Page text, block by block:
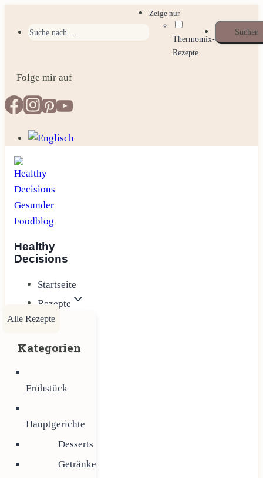
Inhalt
springen
Zeige nur
Thermomix-
Rezepte
Folge mir auf
Healthy
Decisions
Startseite
Rezepte
Alle Rezepte
Kategorien
Frühstück
Hauptgerichte
Desserts
Getränke